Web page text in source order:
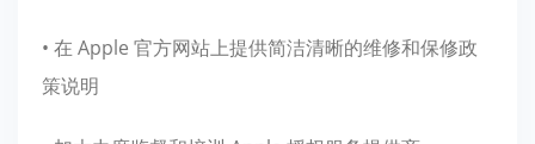
• 在 Apple 官方网站上提供简洁清晰的维修和保修政
策说明